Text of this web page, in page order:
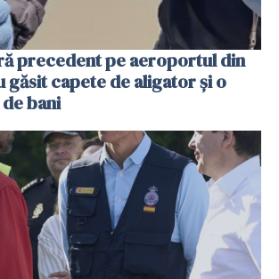
precedent pe aeroportul din
găsit capete de aligator și o
bani